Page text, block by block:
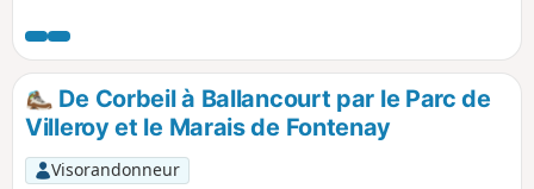
maintient au plus près du fleuve.
De Corbeil à Ballancourt par le Parc de
Villeroy et le Marais de Fontenay
Visorandonneur